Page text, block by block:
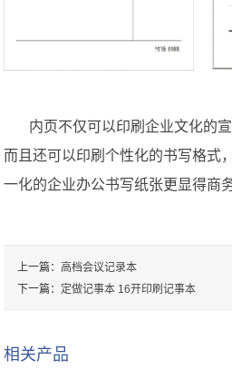
内页不仅可以印刷企业文化的宣
而且还可以印刷个性化的书写格式
一化的企业办公书写纸张更显得商
上一篇：高档会议记录本
下一篇： 定做记事本 16开印刷记事本
相关产品